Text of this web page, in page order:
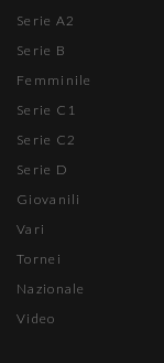
Serie A2
Serie B
Femminile
Serie C1
Serie C2
Serie D
Giovanili
Vari
Tornei
Nazionale
Video